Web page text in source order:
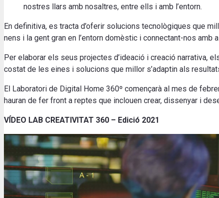
nostres llars amb nosaltres, entre ells i amb l’entorn.
En definitiva, es tracta d’oferir solucions tecnològiques que
nens i la gent gran en l’entorn domèstic i connectant-nos amb
Per elaborar els seus projectes d’ideació i creació narrativa,
costat de les eines i solucions que millor s’adaptin als
El Laboratori de Digital Home 360º començarà al mes de
hauran de fer front a reptes que inclouen crear, dissenyar i
VÍDEO LAB CREATIVITAT 360 – Edició 2021